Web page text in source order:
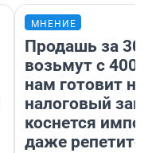
МНЕНИЕ
Продашь за
возьмут с
нам готовит
налоговый
коснется
даже